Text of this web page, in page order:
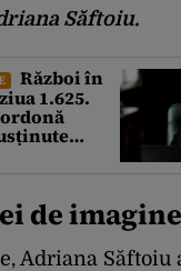
Săftoiu.
Război în
1.625.
industriei
de imagine
Adriana Săftoiu